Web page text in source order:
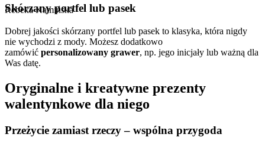
Rebeka Kamińska
Skórzany portfel lub pasek
Dobrej jakości skórzany portfel lub pasek to klasyka, która nigdy
nie wychodzi z mody. Możesz dodatkowo
zamówić personalizowany grawer, np. jego inicjały lub ważną dla
Was datę.
Oryginalne i kreatywne prezenty
walentynkowe dla niego
Przeżycie zamiast rzeczy – wspólna przygoda